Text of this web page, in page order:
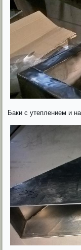
Баки с утеплением и